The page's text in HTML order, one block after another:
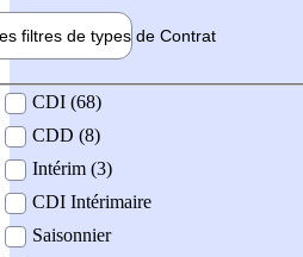
filtres de types de Contrat
contrat
CDI (68)
CDD (8)
Intérim (3)
CDI Intérimaire
Saisonnier